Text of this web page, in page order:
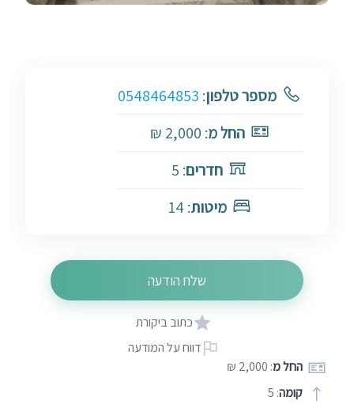
החל מ: 2,000 ₪
קומה: 5
מספר טלפון:
0548464853
החל מ: 2,000 ₪
חדרים: 5
מיטות: 14
שלח הודעה
כתוב ביקורת
דווח על המודעה